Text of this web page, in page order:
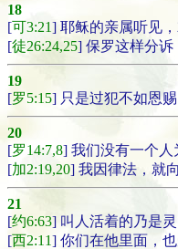
18
[可3:21] 耶稣的亲属听见
[徒26:24,25] 保罗这样分诉
19
[罗5:15] 只是过犯不如恩
20
[罗14:7,8] 我们没有一个人
[加2:19,20] 我因律法，就
21
[约6:63] 叫人活着的乃是
[西2:11] 你们在他里面，